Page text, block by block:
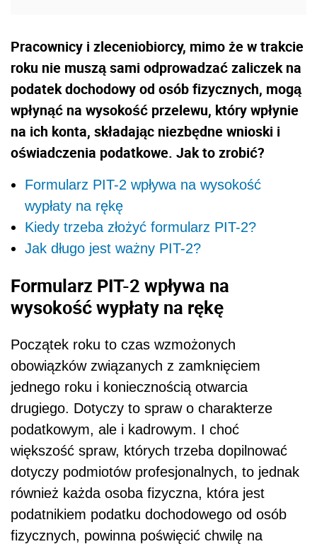
Pracownicy i zleceniobiorcy, mimo że w trakcie
roku nie muszą sami odprowadzać zaliczek na
podatek dochodowy od osób fizycznych, mogą
wpłynąć na wysokość przelewu, który wpłynie
na ich konta, składając niezbędne wnioski i
oświadczenia podatkowe. Jak to zrobić?
Formularz PIT-2 wpływa na wysokość
wypłaty na rękę
Kiedy trzeba złożyć formularz PIT-2?
Jak długo jest ważny PIT-2?
Formularz PIT-2 wpływa na
wysokość wypłaty na rękę
Początek roku to czas wzmożonych
obowiązków związanych z zamknięciem
jednego roku i koniecznością otwarcia
drugiego. Dotyczy to spraw o charakterze
podatkowym, ale i kadrowym. I choć
większość spraw, których trzeba dopilnować
dotyczy podmiotów profesjonalnych, to jednak
również każda osoba fizyczna, która jest
podatnikiem podatku dochodowego od osób
fizycznych, powinna poświęcić chwilę na